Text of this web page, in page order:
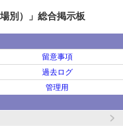
別）」総合掲示板
留意事項
過去ログ
管理用